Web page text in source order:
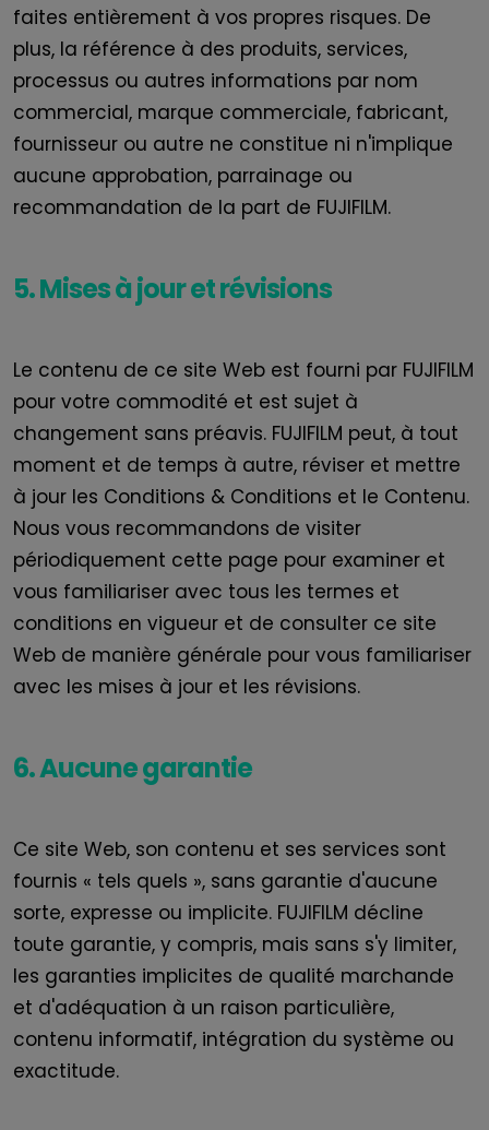
faites entièrement à vos propres risques. De
plus, la référence à des produits, services,
processus ou autres informations par nom
commercial, marque commerciale, fabricant,
fournisseur ou autre ne constitue ni n'implique
aucune approbation, parrainage ou
recommandation de la part de FUJIFILM.
5. Mises à jour et révisions
Le contenu de ce site Web est fourni par FUJIFILM
pour votre commodité et est sujet à
changement sans préavis. FUJIFILM peut, à tout
moment et de temps à autre, réviser et mettre
à jour les Conditions & Conditions et le Contenu.
Nous vous recommandons de visiter
périodiquement cette page pour examiner et
vous familiariser avec tous les termes et
conditions en vigueur et de consulter ce site
Web de manière générale pour vous familiariser
avec les mises à jour et les révisions.
6. Aucune garantie
Ce site Web, son contenu et ses services sont
fournis « tels quels », sans garantie d'aucune
sorte, expresse ou implicite. FUJIFILM décline
toute garantie, y compris, mais sans s'y limiter,
les garanties implicites de qualité marchande
et d'adéquation à un raison particulière,
contenu informatif, intégration du système ou
exactitude.